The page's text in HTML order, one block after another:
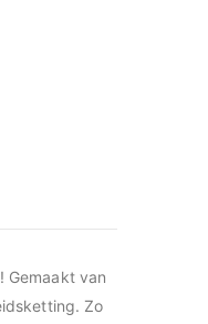
Gemaakt van
Zo